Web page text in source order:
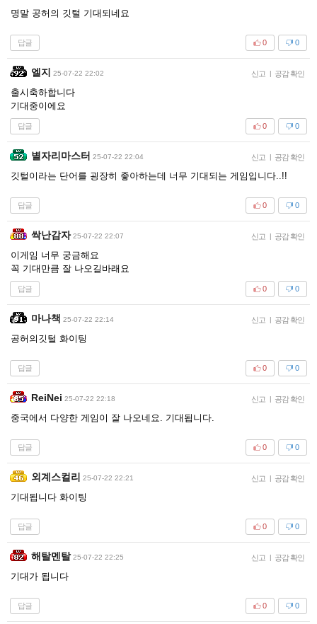
명말 공허의 깃털 기대되네요
답글 0
0
엘지 25-07-22 22:02 신고 | 공감 확인
출시축하합니다
기대중이에요
답글 0
0
별자리마스터 25-07-22 22:04 신고 | 공감 확인
깃털이라는 단어를 굉장히 좋아하는데 너무 기대되는 게임입니다..!!
답글 0
0
싹난감자 25-07-22 22:07 신고 | 공감 확인
이게임 너무 궁금해요
꼭 기대만큼 잘 나오길바래요
답글 0
0
마나책 25-07-22 22:14 신고 | 공감 확인
공허의깃털 화이팅
답글 0
0
ReiNei 25-07-22 22:18 신고 | 공감 확인
중국에서 다양한 게임이 잘 나오네요. 기대됩니다.
답글 0
0
외계스컬리 25-07-22 22:21 신고 | 공감 확인
기대됩니다 화이팅
답글 0
0
해탈멘탈 25-07-22 22:25 신고 | 공감 확인
기대가 됩니다
답글 0
0